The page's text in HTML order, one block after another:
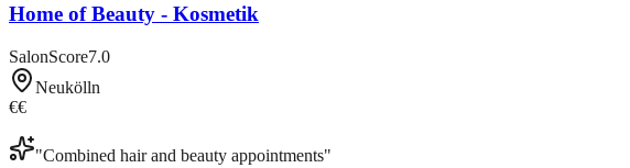
Home of Beauty - Kosmetik
SalonScore7.0
Neukölln
€€
"Combined hair and beauty appointments"